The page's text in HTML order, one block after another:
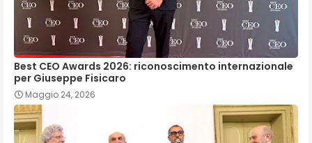
Best CEO Awards 2026: riconoscimento internazionale
per Giuseppe Fisicaro
Maggio 24, 2026